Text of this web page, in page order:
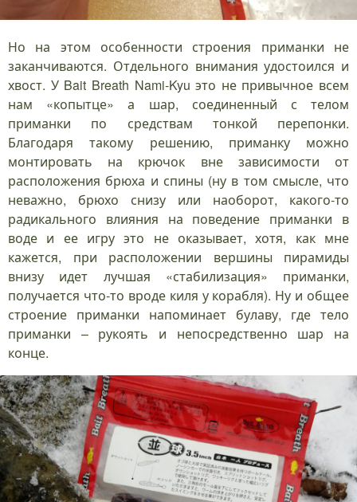
Но на этом особенности строения приманки не
заканчиваются. Отдельного внимания удостоился и
хвост. У Bait Breath Nami-Kyu это не привычное всем
нам «копытце» а шар, соединенный с телом
приманки по средствам тонкой перепонки.
Благодаря такому решению, приманку можно
монтировать на крючок вне зависимости от
расположения брюха и спины (ну в том смысле, что
неважно, брюхо снизу или наоборот, какого-то
радикального влияния на поведение приманки в
воде и ее игру это не оказывает, хотя, как мне
кажется, при расположении вершины пирамиды
внизу идет лучшая «стабилизация» приманки,
получается что-то вроде киля у корабля). Ну и общее
строение приманки напоминает булаву, где тело
приманки – рукоять и непосредственно шар на
конце.